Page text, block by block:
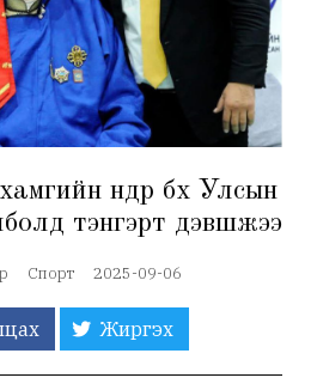
өндөр бөх Улсын
тэнгэрт дэвшжээ
Спорт 2025-09-06
Жиргэх